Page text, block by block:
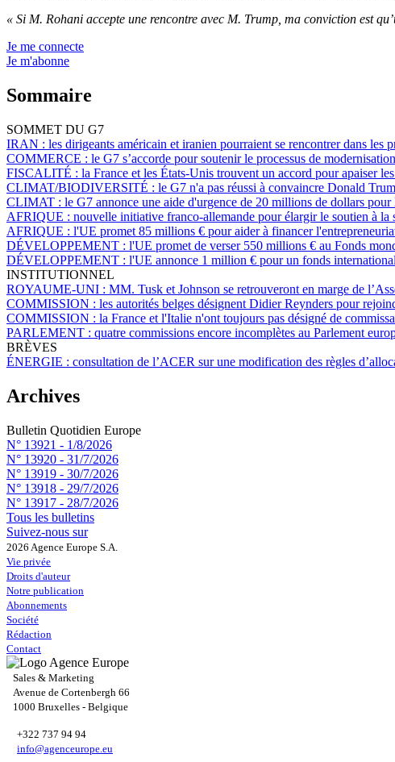
« Si M. Rohani accepte une rencontre avec M. Trump, ma conviction est
Je me connecte
Je m'abonne
Sommaire
SOMMET DU G7
IRAN : les dirigeants américain et iranien pourraient se rencontrer dans les
COMMERCE : le G7 s’accorde pour soutenir le processus de
FISCALITÉ : la France et les États-Unis trouvent un accord pour apaiser
CLIMAT/BIODIVERSITÉ : le G7 n'a pas réussi à convaincre Donald
CLIMAT : le G7 annonce une aide d'urgence de 20 millions de dollars
AFRIQUE : nouvelle initiative franco-allemande pour élargir le soutien à la
AFRIQUE : l'UE promet 85 millions € pour aider à financer
DÉVELOPPEMENT : l'UE promet de verser 550 millions € au Fonds
DÉVELOPPEMENT : l'UE annonce 1 million € pour un fonds
INSTITUTIONNEL
ROYAUME-UNI : MM. Tusk et Johnson se retrouveront en marge de
COMMISSION : les autorités belges désignent Didier Reynders pour
COMMISSION : la France et l'Italie n'ont toujours pas désigné de
PARLEMENT : quatre commissions encore incomplètes au Parlement
BRÈVES
ÉNERGIE : consultation de l’ACER sur une modification des règles
Archives
Bulletin Quotidien Europe
N° 13921 - 1/8/2026
N° 13920 - 31/7/2026
N° 13919 - 30/7/2026
N° 13918 - 29/7/2026
N° 13917 - 28/7/2026
Tous les bulletins
Suivez-nous sur
2026 Agence Europe S.A.
Vie privée
Droits d'auteur
Notre publication
Abonnements
Société
Rédaction
Contact
Sales & Marketing
Avenue de Cortenbergh 66
1000 Bruxelles - Belgique
+322 737 94 94
info@agenceurope.eu